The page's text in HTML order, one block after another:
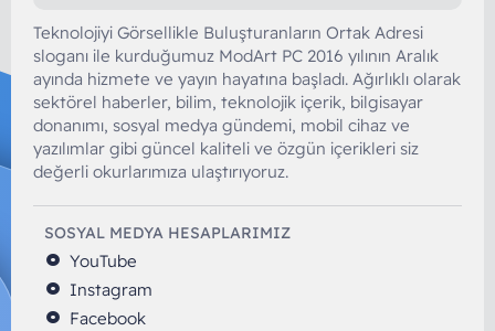
Teknolojiyi Görsellikle Buluşturanların Ortak Adresi
sloganı ile kurduğumuz ModArt PC 2016 yılının Aralık
ayında hizmete ve yayın hayatına başladı. Ağırlıklı olarak
sektörel haberler, bilim, teknolojik içerik, bilgisayar
donanımı, sosyal medya gündemi, mobil cihaz ve
yazılımlar gibi güncel kaliteli ve özgün içerikleri siz
değerli okurlarımıza ulaştırıyoruz.
SOSYAL MEDYA HESAPLARIMIZ
YouTube
Instagram
Facebook